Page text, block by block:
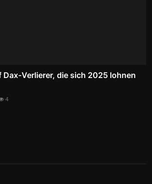
Dax-Verlierer, die sich 2025 lohnen
4